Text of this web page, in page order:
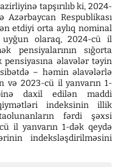
tapşırılıb ki, 2024-
Respublikası
etdiyi orta aylıq nominal
uyğun olaraq, 2024-cü il
pensiyalarının sığorta
əlavələr təyin
– həmin əlavələrlə
və 2023-cü il yanvarın 1-
daxil edilən maddi
indeksinin illik
fərdi şəxsi
il yanvarın 1-dək qeydə
indeksləşdirilməsini